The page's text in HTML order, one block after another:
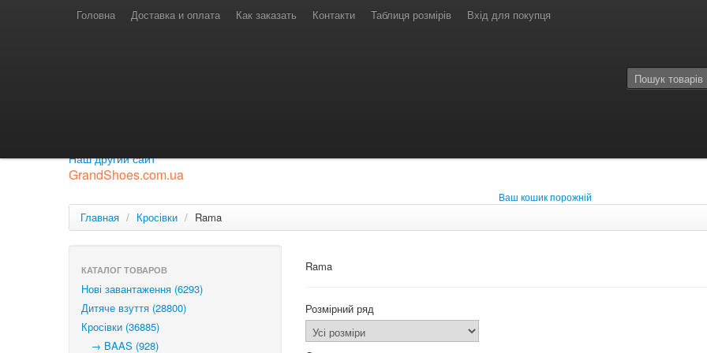
Головна Доставка и оплата Как заказать Контакти Таблиця розмірів Вхід для покупця
Лайф: (063) 527-76-88 МТС: (050) 967-41-33
Наш другий сайт
GrandShoes.com.ua
Ваш кошик порожній
Главная / Кросівки / Rama
КАТАЛОГ ТОВАРОВ
Нові завантаження (6293)
Дитяче взуття (28800)
Кросівки (36885)
→ BAAS (928)
Rama
Розмірний ряд